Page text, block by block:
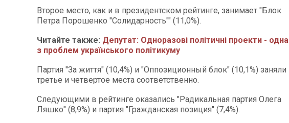
Второе место, как и в президентском рейтинге, занимает "Блок
Петра Порошенко "Солидарность"" (11,0%).
Читайте также: Депутат: Одноразові політичні проекти - одна
з проблем українського політикуму
Партия "За життя" (10,4%) и "Оппозиционный блок" (10,1%) заняли
третье и четвертое места соответственно.
Следующими в рейтинге оказались "Радикальная партия Олега
Ляшко" (8,9%) и партия "Гражданская позиция" (7,4%).